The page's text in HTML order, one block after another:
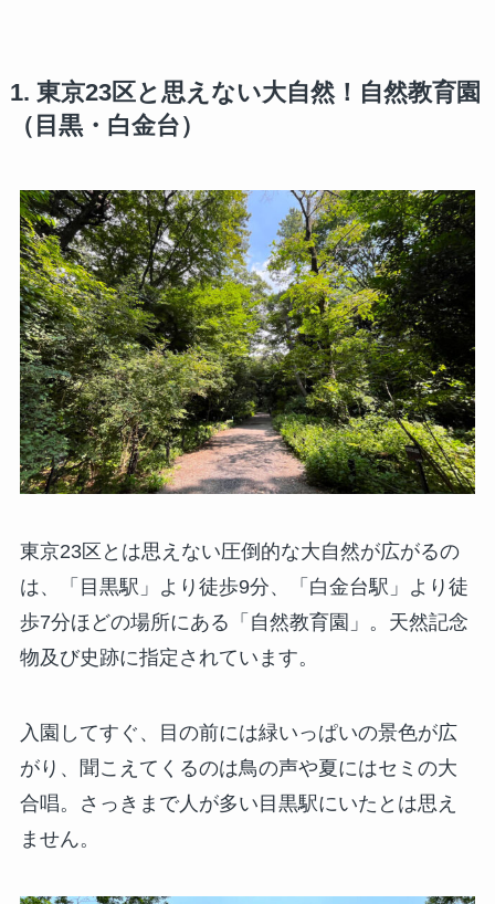
1. 東京23区と思えない大自然！自然教育園
（目黒・白金台）
東京23区とは思えない圧倒的な大自然が広がるの
は、「目黒駅」より徒歩9分、「白金台駅」より徒
歩7分ほどの場所にある「自然教育園」。天然記念
物及び史跡に指定されています。
入園してすぐ、目の前には緑いっぱいの景色が広
がり、聞こえてくるのは鳥の声や夏にはセミの大
合唱。さっきまで人が多い目黒駅にいたとは思え
ません。